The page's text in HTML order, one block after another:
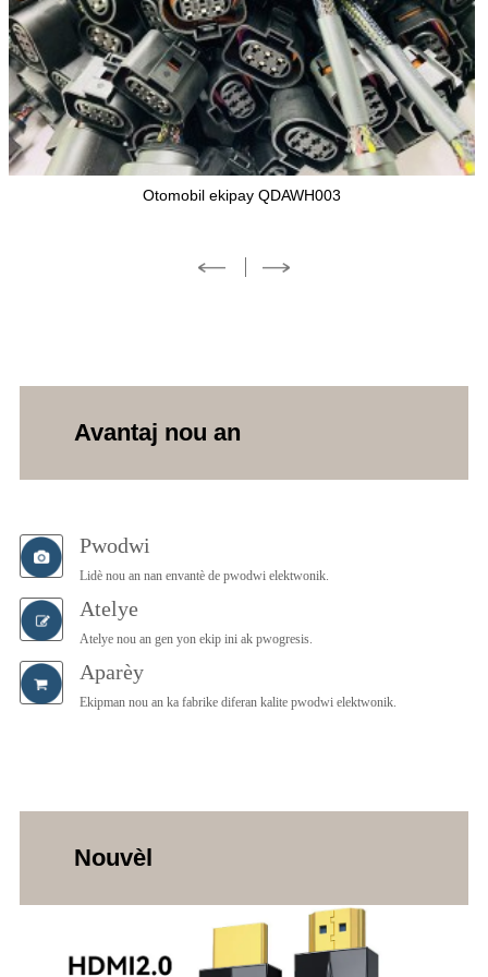
Otomobil ekipay QDAWH003
Avantaj nou an
Pwodwi
Lidè nou an nan envantè de pwodwi elektwonik.
Atelye
Atelye nou an gen yon ekip ini ak pwogresis.
Aparèy
Ekipman nou an ka fabrike diferan kalite pwodwi elektwonik.
Nouvèl